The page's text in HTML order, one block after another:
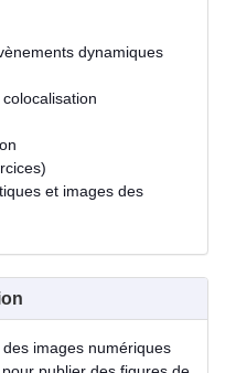
dynamiques
et images des
images numériques